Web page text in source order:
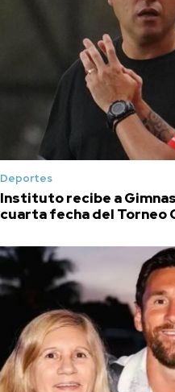
Deportes
Instituto recibe a
cuarta fecha del Torneo